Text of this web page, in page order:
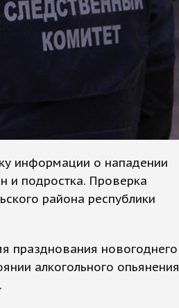
информации о нападении
и подростка. Проверка
района республики
празднования новогоднего
алкогольного опьянения